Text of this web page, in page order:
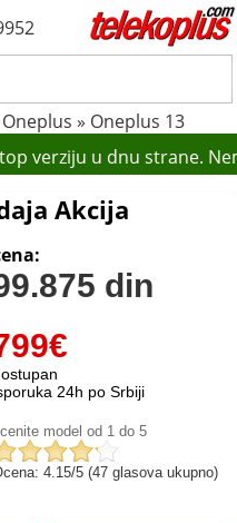
Oneplus » Oneplus 13
verziju u dnu strane.
Akcija
€
din
24h po Srbiji
model od 1 do 5
4.15/5 (47 glasova ukupno)